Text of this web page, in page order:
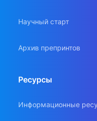
Научный старт
Архив препринтов
Ресурсы
Информационные